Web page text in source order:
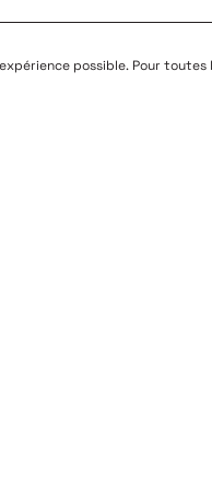
possible. Pour toutes